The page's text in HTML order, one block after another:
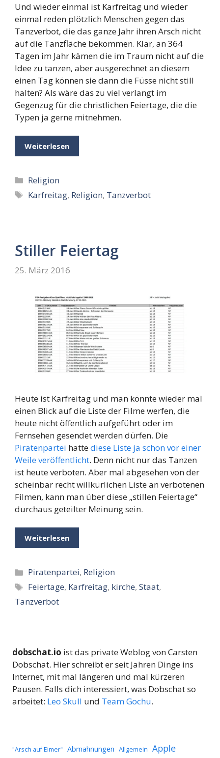
Und wieder einmal ist Karfreitag und wieder
einmal reden plötzlich Menschen gegen das
Tanzverbot, die das ganze Jahr ihren Arsch nicht
auf die Tanzfläche bekommen. Klar, an 364
Tagen im Jahr kämen die im Traum nicht auf die
Idee zu tanzen, aber ausgerechnet an diesem
einen Tag können sie dann die Füsse nicht still
halten? Als wäre das zu viel verlangt im
Gegenzug für die christlichen Feiertage, die die
Typen ja gerne mitnehmen.
Weiterlesen
Kategorien
Religion
Schlagwörter
Karfreitag, Religion, Tanzverbot
Stiller Feiertag
25. März 2016
Heute ist Karfreitag und man könnte wieder mal
einen Blick auf die Liste der Filme werfen, die
heute nicht öffentlich aufgeführt oder im
Fernsehen gesendet werden dürfen. Die
Piratenpartei hattediese Liste ja schon vor einer
Weile veröffentlicht. Denn nicht nur das Tanzen
ist heute verboten. Aber mal abgesehen von der
scheinbar recht willkürlichen Liste an verbotenen
Filmen, kann man über diese „stillen Feiertage“
durchaus geteilter Meinung sein.
Weiterlesen
Kategorien
Piratenpartei, Religion
Schlagwörter
Feiertage, Karfreitag, kirche,Staat,
Tanzverbot
dobschat.io ist das private Weblog von Carsten
Dobschat. Hier schreibt er seit Jahren Dinge ins
Internet, mit mal längeren und mal kürzeren
Pausen. Falls dich interessiert, was Dobschat so
arbeitet: Leo Skull und Team Gochu.
"Arsch auf Eimer" Abmahnungen Allgemein Apple